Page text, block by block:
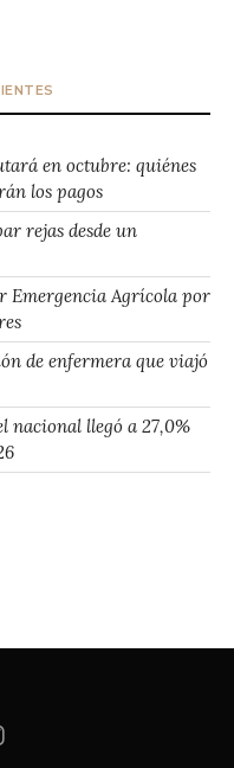
en octubre: quiénes
los pagos
rejas desde un
Emergencia Agrícola por
de enfermera que viajó
nacional llegó a 27,0%